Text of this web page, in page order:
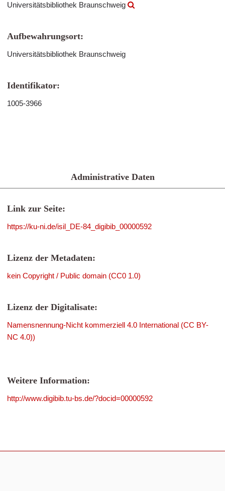
Universitätsbibliothek Braunschweig
Aufbewahrungsort:
Universitätsbibliothek Braunschweig
Identifikator:
1005-3966
Administrative Daten
Link zur Seite:
https://ku-ni.de/isil_DE-84_digibib_00000592
Lizenz der Metadaten:
kein Copyright / Public domain (CC0 1.0)
Lizenz der Digitalisate:
Namensnennung-Nicht kommerziell 4.0 International (CC BY-
NC 4.0))
Weitere Information:
http://www.digibib.tu-bs.de/?docid=00000592